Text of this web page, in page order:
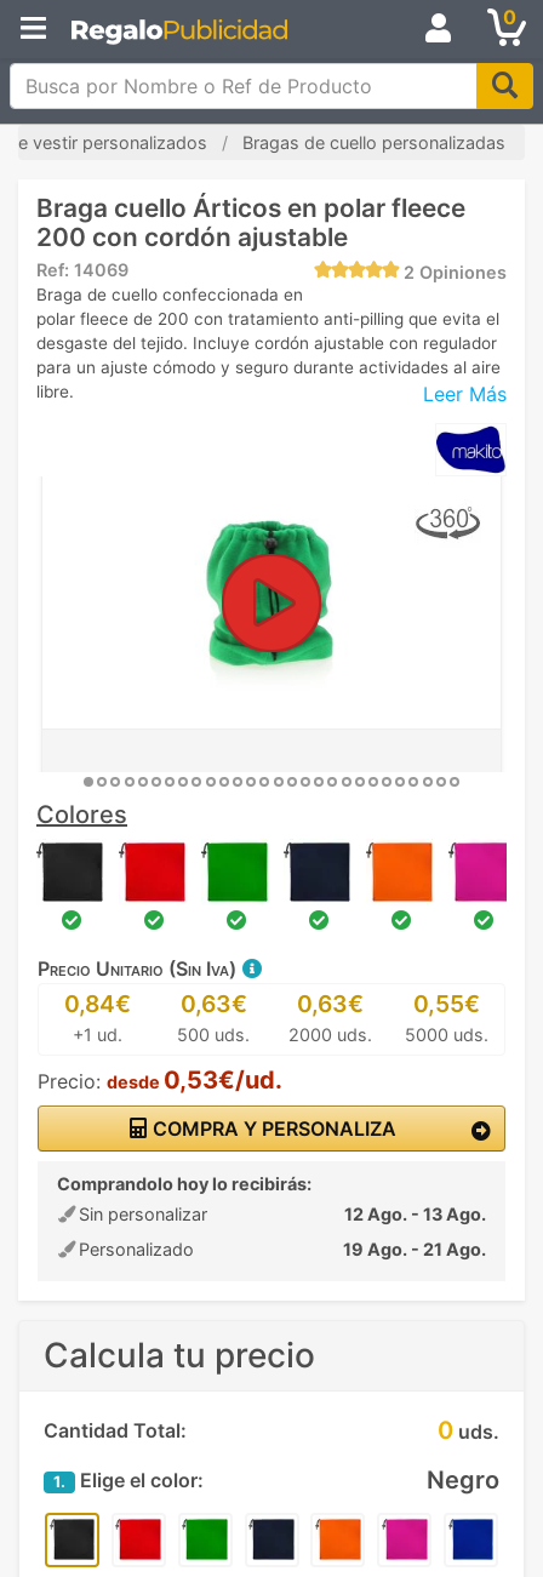
0
Busca por Nombre o Ref de Producto
de vestir personalizados Bragas de cuello personalizadas
Braga cuello Árticos en polar fleece
200 con cordón ajustable
Ref: 14069 2 Opiniones
Leer Más
Braga de cuello confeccionada en
polar fleece de 200 con tratamiento anti-pilling que evita el
desgaste del tejido. Incluye cordón ajustable con regulador
para un ajuste cómodo y seguro durante actividades al aire
libre.
Colores
Precio Unitario (Sin Iva)
0,84€
+1 ud.
0,63€
500 uds.
0,63€
2000 uds.
0,55€
5000 uds.
Precio: desde 0,53€/ud.
COMPRA Y PERSONALIZA
Comprandolo hoy lo recibirás:
Sin personalizar
12 Ago. - 13 Ago.
Personalizado
19 Ago. - 21 Ago.
Calcula tu precio
Cantidad Total: 0 uds.
1. Elige el color: Negro